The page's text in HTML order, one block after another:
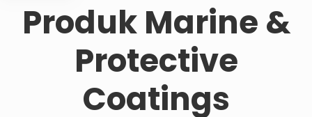
Produk Marine &
Protective
Coatings